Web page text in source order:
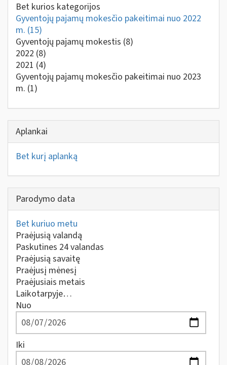
Bet kurios kategorijos
Gyventojų pajamų mokesčio pakeitimai nuo 2022
m. (15)
Gyventojų pajamų mokestis (8)
2022 (8)
2021 (4)
Gyventojų pajamų mokesčio pakeitimai nuo 2023
m. (1)
Aplankai
Bet kurį aplanką
Parodymo data
Bet kuriuo metu
Praėjusią valandą
Paskutines 24 valandas
Praėjusią savaitę
Praėjusį mėnesį
Praėjusiais metais
Laikotarpyje…
Nuo
Iki